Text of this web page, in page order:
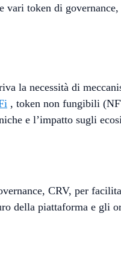
token di
la necessità di
, token non fungibili
e l’impatto sugli
CRV, per
della piattaforma e gli